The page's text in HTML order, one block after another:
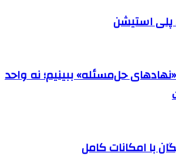
پلی استیشن
«نهادهای حل‌مسئله» ببینیم؛ نه واحد
با امکانات کامل